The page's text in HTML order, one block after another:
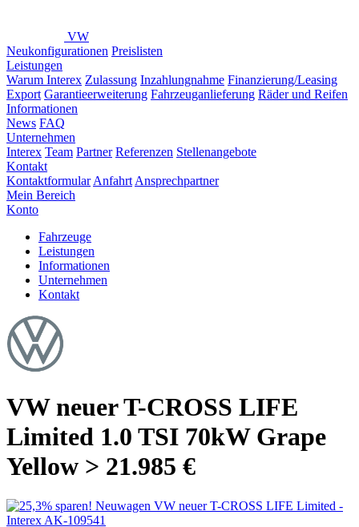
VW
Neukonfigurationen Preislisten
Leistungen
Warum Interex Zulassung Inzahlungnahme Finanzierung/Leasing
Export Garantieerweiterung Fahrzeuganlieferung Räder und Reifen
Informationen
News FAQ
Unternehmen
Interex Team Partner Referenzen Stellenangebote
Kontakt
Kontaktformular Anfahrt Ansprechpartner
Mein Bereich
Konto
Fahrzeuge
Leistungen
Informationen
Unternehmen
Kontakt
VW neuer T-CROSS LIFE
Limited 1.0 TSI 70kW Grape
Yellow > 21.985 €